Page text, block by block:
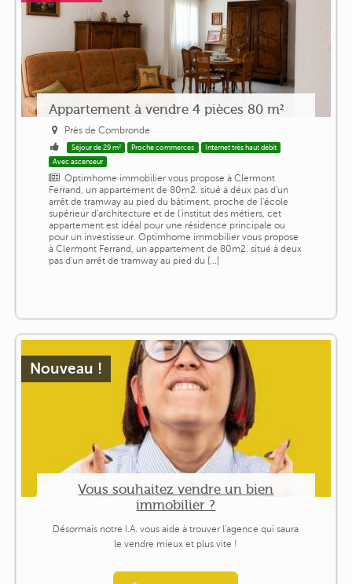
Appartement à vendre 4 pièces 80 m²
Près de Combronde
Séjour de 29 m² Proche commerces
Internet très haut débit
Avec ascenseur
Optimhome immobilier vous propose à Clermont
Ferrand, un appartement de 80m2. situé à deux pas d'un
arrêt de tramway au pied du bâtiment, proche de l'école
supérieur d'architecture et de l'institut des métiers, cet
appartement est idéal pour une résidence principale ou
pour un investisseur. Optimhome immobilier vous propose
à Clermont Ferrand, un appartement de 80m2. situé à deux
pas d'un arrêt de tramway au pied du [...]
Nouveau !
Vous souhaitez vendre un bien
immobilier ?
Désormais notre I.A. vous aide à trouver l'agence qui saura
le vendre mieux et plus vite !